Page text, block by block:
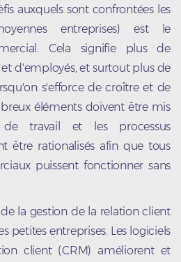
auxquels sont confrontées les
entreprises) est le
Cela signifie plus de
d'employés, et surtout plus de
s'efforce de croître et de
éléments doivent être mis
travail et les processus
être rationalisés afin que tous
puissent fonctionner sans
la gestion de la relation client
petites entreprises. Les logiciels
client (CRM) améliorent et